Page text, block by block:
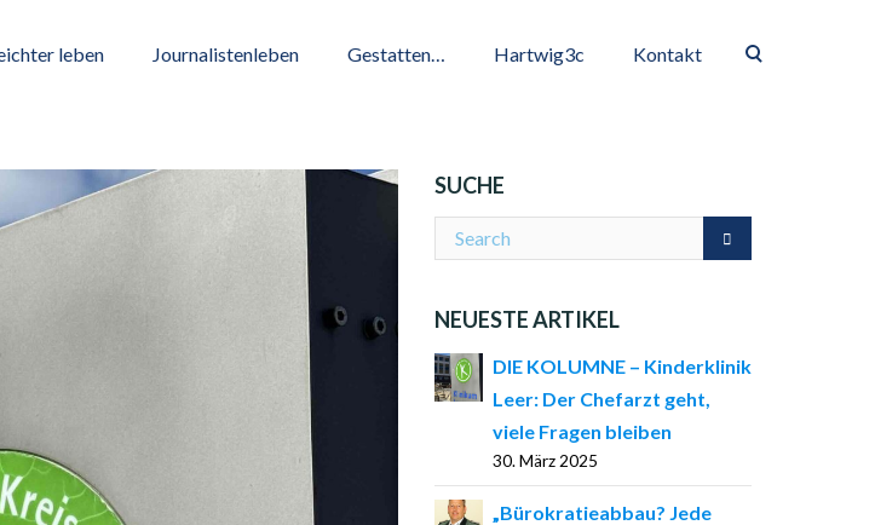
leben Journalistenleben Gestatten… Hartwig3c Kontakt
SUCHE
NEUESTE ARTIKEL
DIE KOLUMNE – Kinderklinik
Leer: Der Chefarzt geht,
viele Fragen bleiben
30. März 2025
„Bürokratieabbau? Jede